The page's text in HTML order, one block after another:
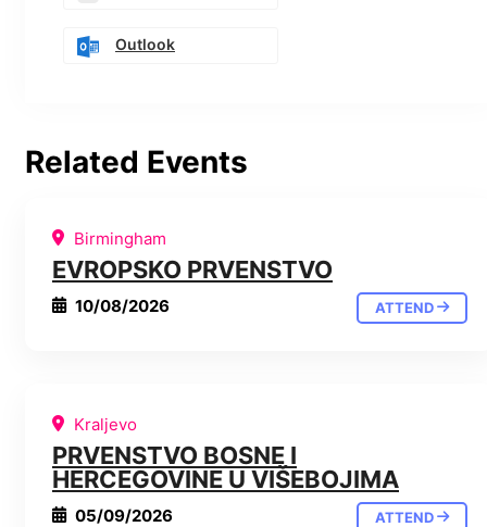
Outlook
Related Events
Birmingham
EVROPSKO PRVENSTVO
10/08/2026 ATTEND
Kraljevo
PRVENSTVO BOSNE I
HERCEGOVINE U VIŠEBOJIMA
05/09/2026 ATTEND